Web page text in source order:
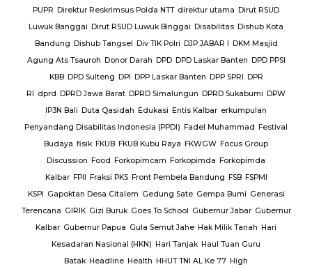
PUPR Direktur Reskrimsus Polda NTT direktur utama Dirut RSUD
Luwuk Banggai Dirut RSUD Luwuk Binggai Disabilitas Dishub Kota
Bandung Dishub Tangsel Div TIK Polri DJP JABAR I DKM Masjid
Agung Ats Tsauroh Donor Darah DPD DPD Laskar Banten DPD PPSI
KBB DPD Sulteng DPI DPP Laskar Banten DPP SPRI DPR
RI dprd DPRD Jawa Barat DPRD Simalungun DPRD Sukabumi DPW
IP3N Bali Duta Qasidah Edukasi Entis Kalbar erkumpulan
Penyandang Disabilitas Indonesia (PPDI) Fadel Muhammad Festival
Budaya fisik FKUB FKUB Kubu Raya FKWGW Focus Group
Discussion Food Forkopimcam Forkopimda Forkopimda
Kalbar FPII Fraksi PKS Front Pembela Bandung FSB FSPMI
KSPI Gapoktan Desa Citalem Gedung Sate Gempa Bumi Generasi
Terencana GIRIK Gizi Buruk Goes To School Gubernur Jabar Gubernur
Kalbar Gubernur Papua Gula Semut Jahe Hak Milik Tanah Hari
Kesadaran Nasional (HKN) Hari Tanjak Haul Tuan Guru
Batak Headline Health HHUT TNI AL Ke 77 High